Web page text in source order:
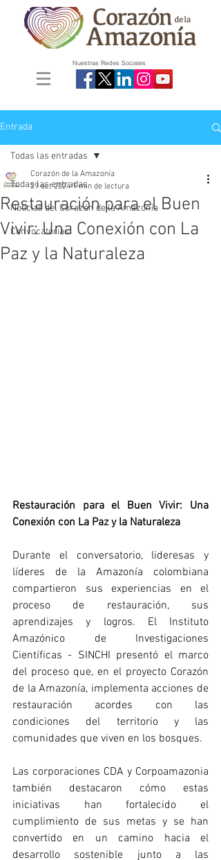
Nuestras Redes Sociales
Entrada
Todas las entradas
Noticias del Corazón de la Amazonía
Convocatorias
Todas las entradas
Restauración para el Buen
Vivir: Una Conexión con La
Paz y la Naturaleza
Corazón de la Amazonía
29 oct 2024 1 min de lectura
Restauración para el Buen Vivir: Una
Conexión con La Paz y la Naturaleza
Durante el conversatorio, lideresas y
líderes de la Amazonía colombiana
compartieron sus experiencias en el
proceso de restauración, sus
aprendizajes y logros. El Instituto
Amazónico de Investigaciones
Científicas - SINCHI presentó el marco
del proceso que, en el proyecto Corazón
de la Amazonía, implementa acciones de
restauración acordes con las
condiciones del territorio y las
comunidades que viven en los bosques.
Las corporaciones CDA y Corpoamazonia
también destacaron cómo estas
iniciativas han fortalecido el
cumplimiento de sus metas y se han
convertido en un camino hacia el
desarrollo sostenible junto a las